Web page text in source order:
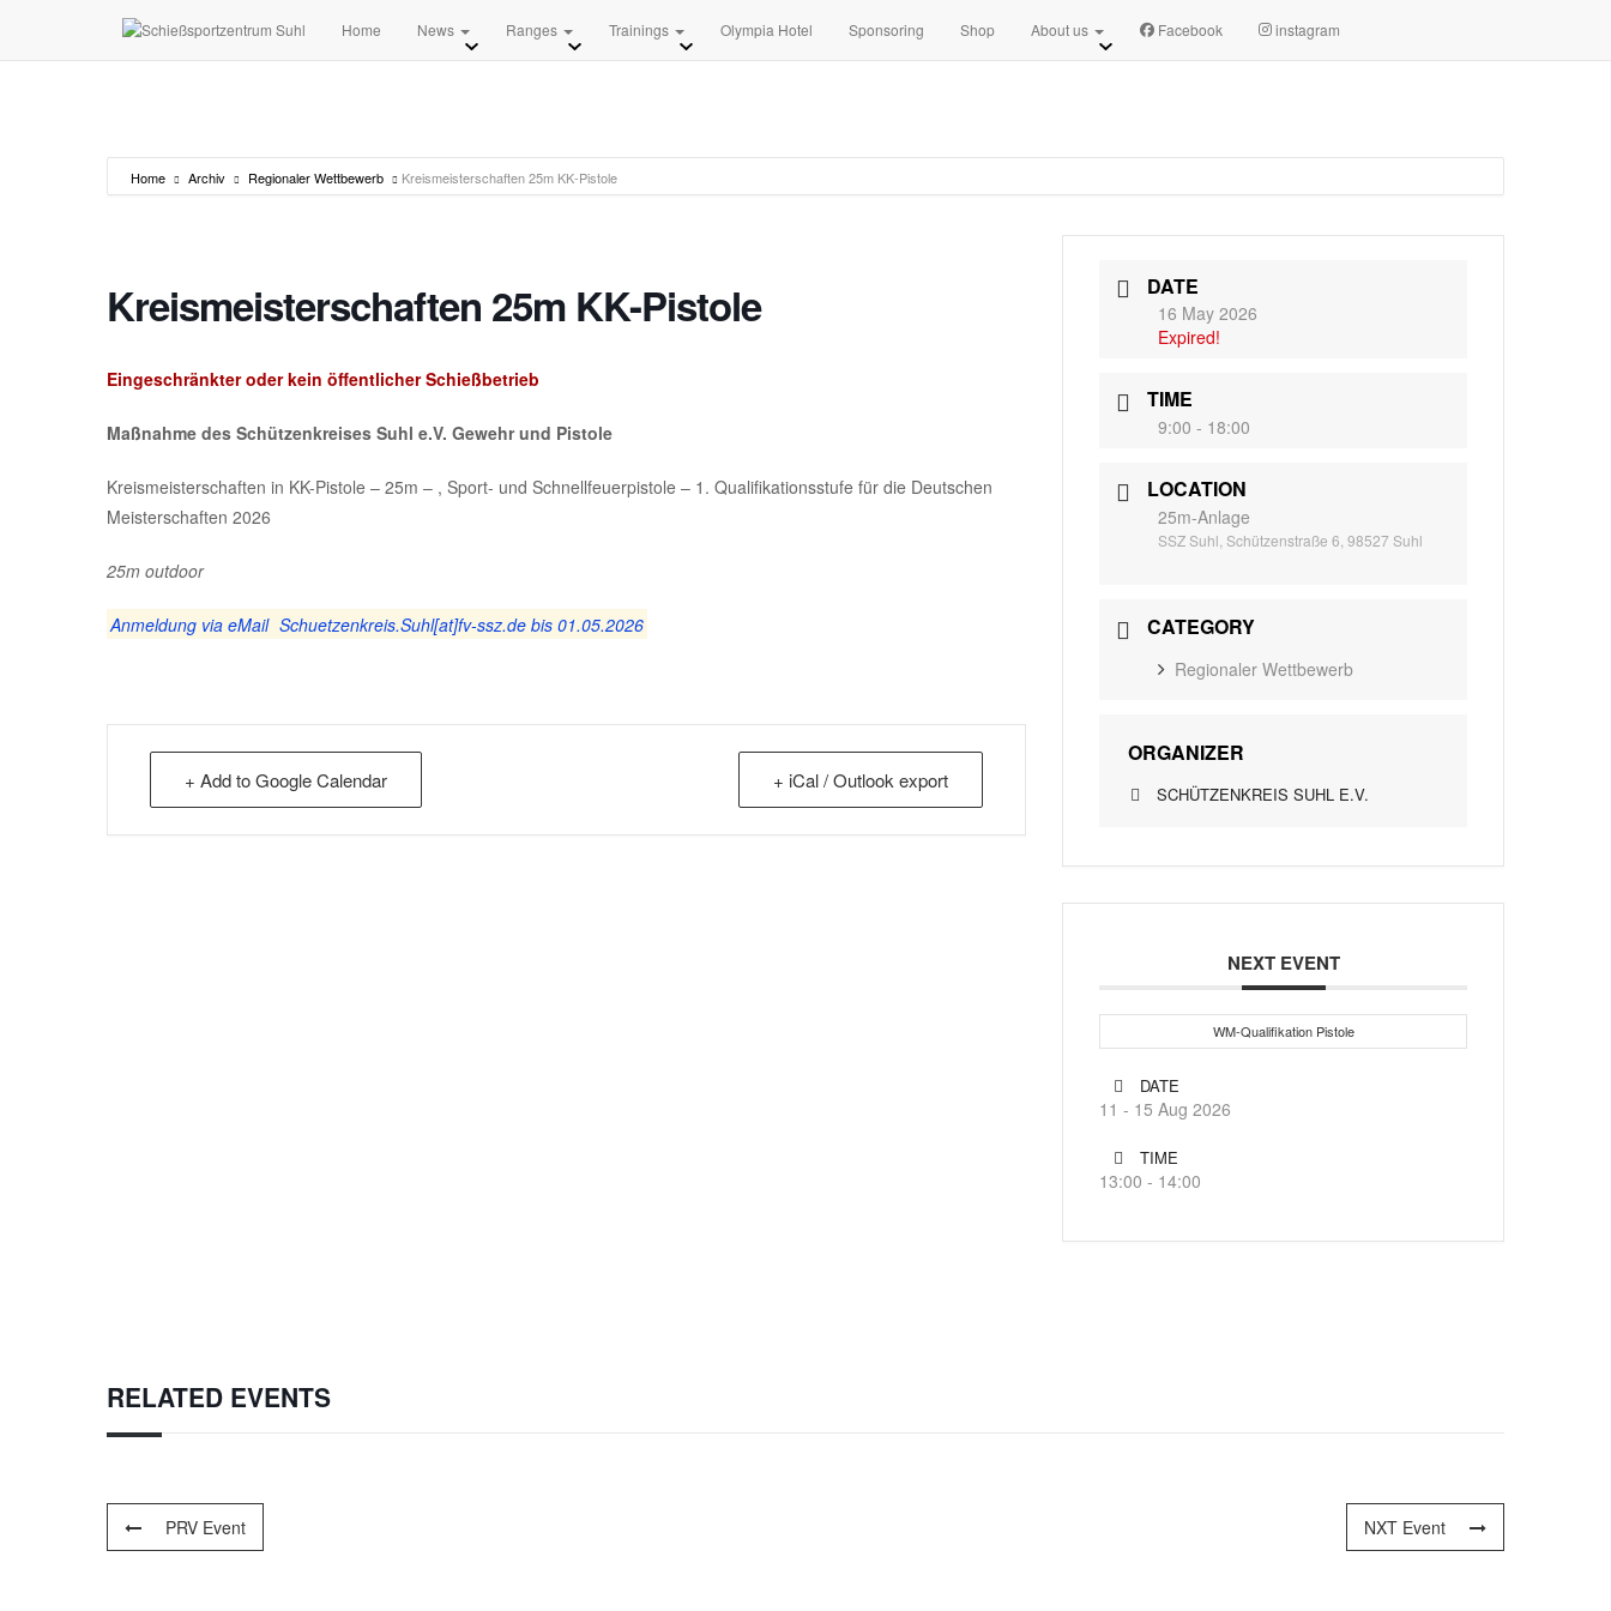
Home News Ranges Trainings Olympia Hotel Sponsoring Shop About us Facebook instagram
Home Archiv Regionaler Wettbewerb Kreismeisterschaften 25m KK-Pistole
Kreismeisterschaften 25m KK-Pistole
Eingeschränkter oder kein öffentlicher Schießbetrieb
Maßnahme des Schützenkreises Suhl e.V. Gewehr und Pistole
Kreismeisterschaften in KK-Pistole – 25m – , Sport- und Schnellfeuerpistole – 1. Qualifikationsstufe für die Deutschen
Meisterschaften 2026
25m outdoor
Anmeldung via eMail Schuetzenkreis.Suhl[at]fv-ssz.de bis 01.05.2026
+ Add to Google Calendar + iCal / Outlook export
DATE
16 May 2026
Expired!
TIME
9:00 - 18:00
LOCATION
25m-Anlage
SSZ Suhl, Schützenstraße 6, 98527 Suhl
CATEGORY
Regionaler Wettbewerb
ORGANIZER
SCHÜTZENKREIS SUHL E.V.
NEXT EVENT
WM-Qualifikation Pistole
DATE
11 - 15 Aug 2026
TIME
13:00 - 14:00
RELATED EVENTS
PRV Event NXT Event